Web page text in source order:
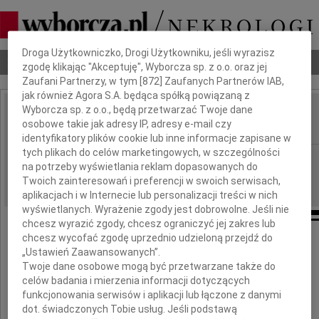
Nekrologi Odeszli Poradnik pogrzebowy
IMIĘ I NAZWISKO: Zofia Hausner
REGION: Wrocław
DATA EMISJI: 25.02.2011
Z głębokim smutkiem zawiadamiamy,
że dnia 22 lutego 2011 roku odeszła od nas
nasza ukochana Mama i Babcia
Dbamy o Twoją prywatność
Droga Użytkowniczko, Drogi Użytkowniku, jeśli wyrazisz
zgodę klikając "Akceptuję", Wyborcza sp. z o.o. oraz jej
Zaufani Partnerzy, w tym [872 ] Zaufanych Partnerów IAB,
jak również Agora S.A. będąca spółką powiązaną z
Wyborcza sp. z o.o., będą przetwarzać Twoje dane
osobowe takie jak adresy IP, adresy e-mail czy
identyfikatory plików cookie lub inne informacje zapisane w
tych plikach do celów marketingowych, w szczególności
na potrzeby wyświetlania reklam dopasowanych do
Twoich zainteresowań i preferencji w swoich serwisach,
aplikacjach i w Internecie lub personalizacji treści w nich
wyświetlanych. Wyrażenie zgody jest dobrowolne. Jeśli nie
chcesz wyrazić zgody, chcesz ograniczyć jej zakres lub
chcesz wycofać zgodę uprzednio udzieloną przejdź do
„Ustawień Zaawansowanych”.
Twoje dane osobowe mogą być przetwarzane także do
celów badania i mierzenia informacji dotyczących
funkcjonowania serwisów i aplikacji lub łączone z danymi
dot. świadczonych Tobie usług. Jeśli podstawą